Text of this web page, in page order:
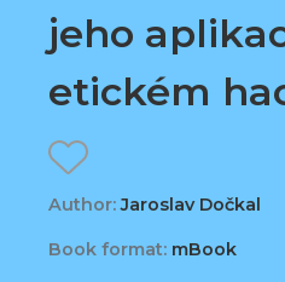
jeho
etickém
Author:Jaroslav Dočkal
Book format: mBook